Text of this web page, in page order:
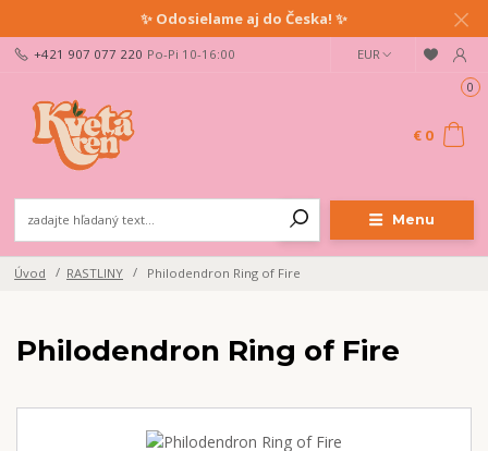
✨ Odosielame aj do Česka! ✨
Menu
EUR
+421 907 077 220 Po-Pi 10-16:00
0
€ 0
Úvod RASTLINY Philodendron Ring of Fire
Philodendron Ring of Fire